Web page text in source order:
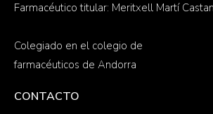
Farmacéutico titular: Meritxell Martí
Colegiado en el colegio de
farmacéuticos de Andorra
CONTACTO